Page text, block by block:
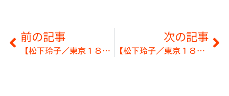
前の記事
【松下玲子／東京１８区】朝街頭の予定◎６月２日～６月７日
次の記事
【松下玲子／東京１８区】６月３日の朝街頭◎武蔵小金井駅